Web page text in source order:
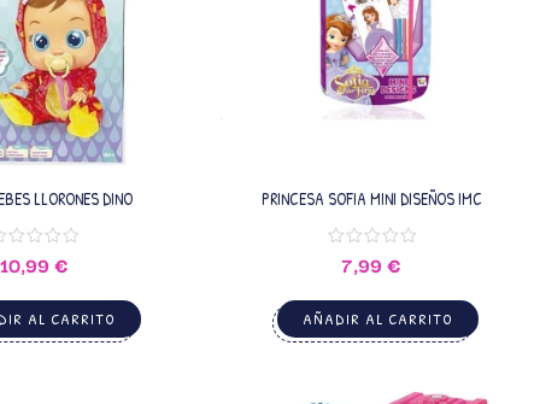
LLORONES DINO
10,99 €
AL CARRITO
PRINCESA SOFIA MINI DISEÑOS IMC
7,99 €
AÑADIR AL CARRITO